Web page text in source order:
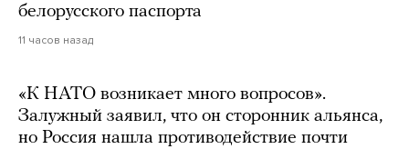
белорусского паспорта
11 часов назад
«К НАТО возникает много вопросов».
Залужный заявил, что он сторонник альянса,
но Россия нашла противодействие почти